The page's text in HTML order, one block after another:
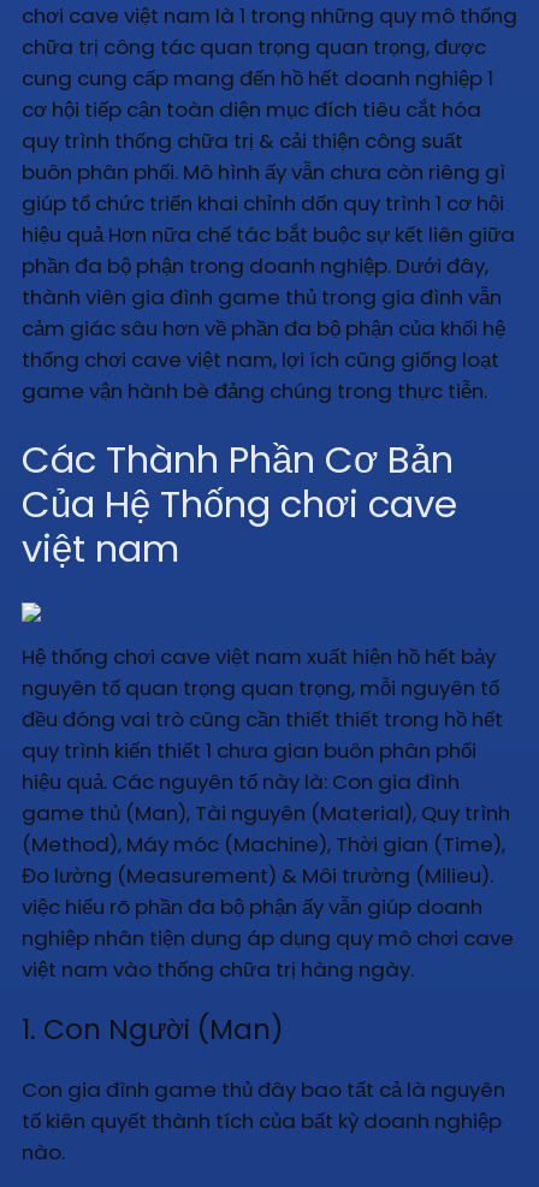
chơi cave việt nam là 1 trong những quy mô thống
chữa trị công tác quan trọng quan trọng, được
cung cung cấp mang đến hồ hết doanh nghiệp 1
cơ hội tiếp cận toàn diện mục đích tiêu cắt hóa
quy trình thống chữa trị & cải thiện công suất
buôn phân phối. Mô hình ấy vẫn chưa còn riêng gì
giúp tổ chức triển khai chỉnh dốn quy trình 1 cơ hội
hiệu quả Hơn nữa chế tác bắt buộc sự kết liên giữa
phần đa bộ phận trong doanh nghiệp. Dưới đây,
thành viên gia đình game thủ trong gia đình vẫn
cảm giác sâu hơn về phần đa bộ phận của khối hệ
thống chơi cave việt nam, lợi ích cũng giống loạt
game vận hành bè đảng chúng trong thực tiễn.
Các Thành Phần Cơ Bản
Của Hệ Thống chơi cave
việt nam
Hệ thống chơi cave việt nam xuất hiện hồ hết bảy
nguyên tố quan trọng quan trọng, mỗi nguyên tố
đều đóng vai trò cũng cần thiết thiết trong hồ hết
quy trình kiến thiết 1 chưa gian buôn phân phối
hiệu quả. Các nguyên tố này là: Con gia đình
game thủ (Man), Tài nguyên (Material), Quy trình
(Method), Máy móc (Machine), Thời gian (Time),
Đo lường (Measurement) & Môi trường (Milieu).
việc hiểu rõ phần đa bộ phận ấy vẫn giúp doanh
nghiệp nhân tiện dụng áp dụng quy mô chơi cave
việt nam vào thống chữa trị hàng ngày.
1. Con Người (Man)
Con gia đình game thủ đây bao tất cả là nguyên
tố kiên quyết thành tích của bất kỳ doanh nghiệp
nào.